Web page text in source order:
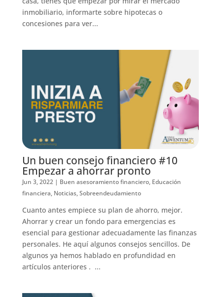
inmobiliario, informarte sobre hipotecas o
concesiones para ver...
Un buen consejo financiero #10
Empezar a ahorrar pronto
Jun 3, 2022| Buen asesoramiento financiero, Educación
financiera, Noticias,Sobreendeudamiento
Cuanto antes empiece su plan de ahorro, mejor.
Ahorrar y crear un fondo para emergencias es
esencial para gestionar adecuadamente las finanzas
personales. He aquí algunos consejos sencillos. De
algunos ya hemos hablado en profundidad en
artículos anteriores . ...